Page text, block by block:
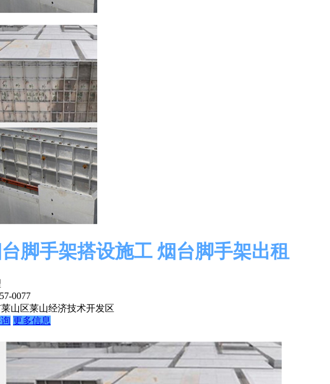
脚手架搭设施工 烟台脚手架出租
0077
山区莱山经济技术开发区
更多信息